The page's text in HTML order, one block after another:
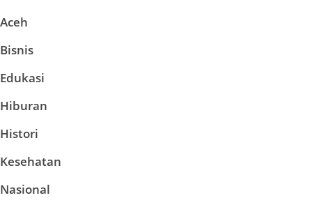
Aceh
Bisnis
Edukasi
Hiburan
Histori
Kesehatan
Nasional